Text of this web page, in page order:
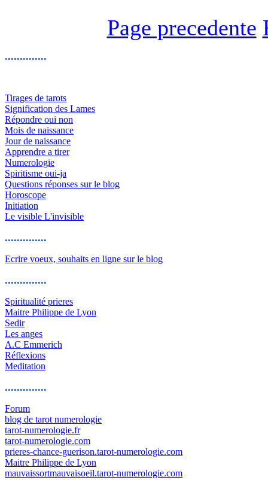
Page precedente
..............
Tirages de tarots
Signification des Lames
Répondre oui non
Mois de naissance
Jour de naissance
Apprendre a tirer
Numerologie
Spiritisme oui-ja
Questions réponses sur le blog
Horoscope
Initiation
Le visible L'invisible
..............
Ecrire voeux, souhaits en ligne sur le blog
..............
Spiritualité prieres
Maitre Philippe de Lyon
Sedir
Les anges
A.C Emmerich
Réflexions
Meditation
..............
Forum
blog de tarot numerologie
tarot-numerologie.fr
tarot-numerologie.com
prieres-chance-guerison.tarot-numerologie.com
Maitre Philippe de Lyon
mauvaissortmauvaisoeil.tarot-numerologie.com